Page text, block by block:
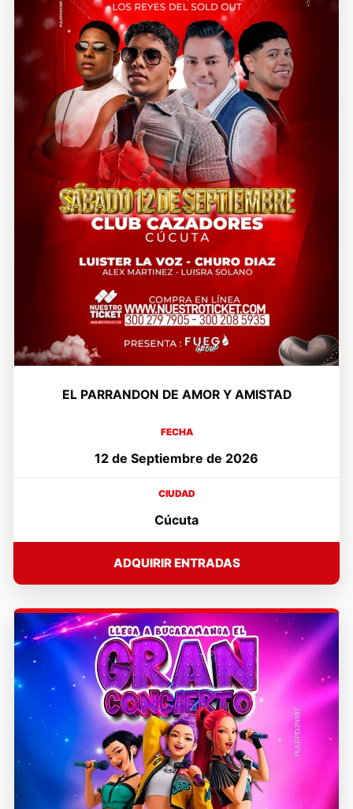
EL PARRANDON DE AMOR Y AMISTAD
FECHA
12 de Septiembre de 2026
CIUDAD
Cúcuta
ADQUIRIR ENTRADAS